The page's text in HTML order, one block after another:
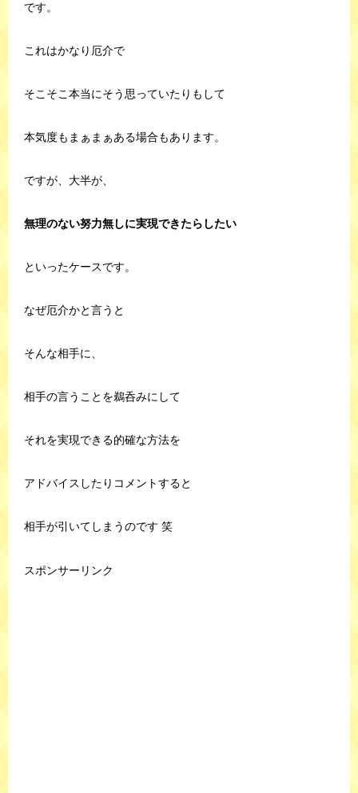
です。
これはかなり厄介で
そこそこ本当にそう思っていたりもして
本気度もまぁまぁある場合もあります。
ですが、大半が、
無理のない努力無しに実現できたらしたい
といったケースです。
なぜ厄介かと言うと
そんな相手に、
相手の言うことを鵜呑みにして
それを実現できる的確な方法を
アドバイスしたりコメントすると
相手が引いてしまうのです 笑
スポンサーリンク